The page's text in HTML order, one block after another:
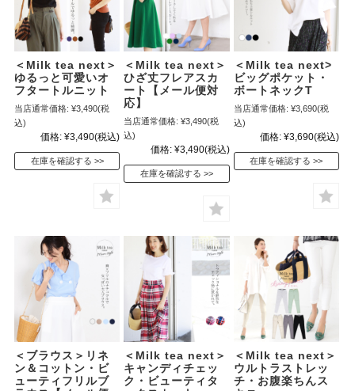
＜Milk tea next＞
ゆるっと可愛いオ
フタートルニット
当店通常価格: ¥3,490(税
込)
価格: ¥3,490(税込)
在庫を確認する
＜Milk tea next＞
ひざ丈フレアスカ
ート【メール便対
応】
当店通常価格: ¥3,490(税
込)
価格: ¥3,490(税込)
在庫を確認する
＜Milk tea next>
ビッグポケット・
ボートネックT
当店通常価格: ¥3,690(税
込)
価格: ¥3,690(税込)
在庫を確認する
＜ブラウス＞リネ
ン＆コットン・ビ
ューティフリルブ
＜Milk tea next＞
キャンディチェッ
ク・ビューティタ
＜Milk tea next＞
ウルトラストレッ
チ・お腹楽ちんス